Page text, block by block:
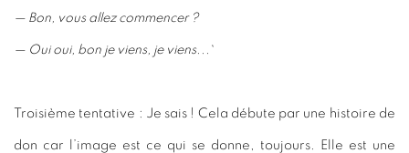
— Bon, vous allez commencer ?
— Oui oui, bon je viens, je viens...`
Troisième tentative : Je sais ! Cela débute par une histoire de
don car l’image est ce qui se donne, toujours. Elle est une